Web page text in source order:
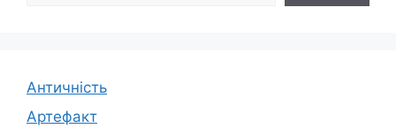
Античність
Артефакт